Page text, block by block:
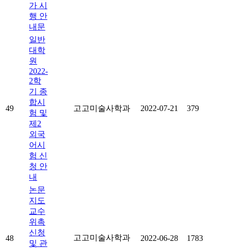
가 시
행 안
내문
49
일반
대학
원
2022-
2학
기 종
합시
험 및
제2
외국
어시
험 신
청 안
내
고고미술사학과 2022-07-21 379
48
논문
지도
교수
위촉
신청
및 관
고고미술사학과 2022-06-28 1783